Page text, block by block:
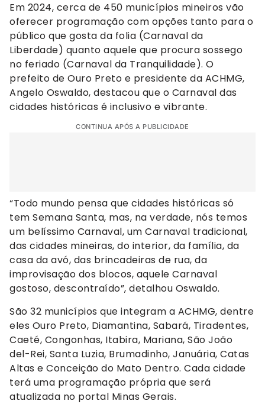
Em 2024, cerca de 450 municípios mineiros vão
oferecer programação com opções tanto para o
público que gosta da folia (Carnaval da
Liberdade) quanto aquele que procura sossego
no feriado (Carnaval da Tranquilidade). O
prefeito de Ouro Preto e presidente da ACHMG,
Angelo Oswaldo, destacou que o Carnaval das
cidades históricas é inclusivo e vibrante.
CONTINUA APÓS A PUBLICIDADE
“Todo mundo pensa que cidades históricas só
tem Semana Santa, mas, na verdade, nós temos
um belíssimo Carnaval, um Carnaval tradicional,
das cidades mineiras, do interior, da família, da
casa da avó, das brincadeiras de rua, da
improvisação dos blocos, aquele Carnaval
gostoso, descontraído”, detalhou Oswaldo.
São 32 municípios que integram a ACHMG, dentre
eles Ouro Preto, Diamantina, Sabará, Tiradentes,
Caeté, Congonhas, Itabira, Mariana, São João
del-Rei, Santa Luzia, Brumadinho, Januária, Catas
Altas e Conceição do Mato Dentro. Cada cidade
terá uma programação própria que será
atualizada no portal Minas Gerais.